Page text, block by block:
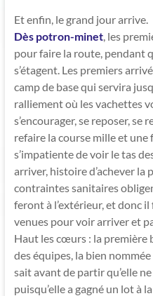
Et enfin, le grand jour arrive.
Dès potron-minet, les
pour faire la route, pendant
s’étagent. Les premiers
camp de base qui servira
ralliement où les vachettes
s’encourager, se reposer, se
refaire la course mille et une
s’impatiente de voir le tas
arriver, histoire d’achever la
contraintes sanitaires
feront à l’extérieur, et donc
venues pour voir arriver et
Haut les cœurs : la première
des équipes, la bien nommée
sait avant de partir qu’elle
puisqu’elle a gagné un lot à